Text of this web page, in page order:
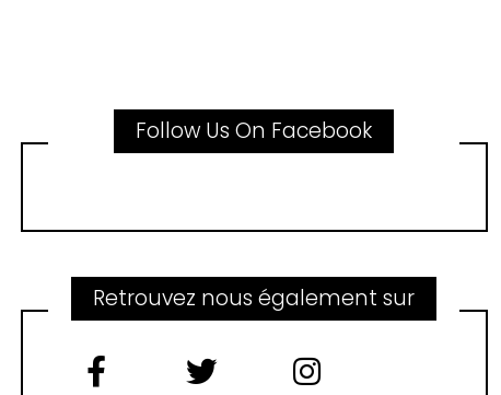
Follow Us On Facebook
Retrouvez nous également sur